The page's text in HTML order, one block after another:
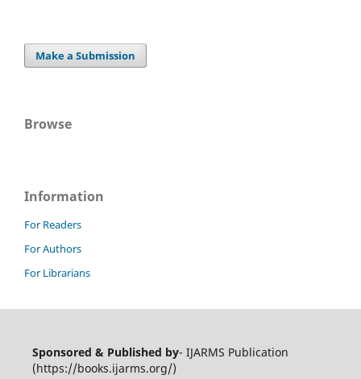
Make a Submission
Browse
Information
For Readers
For Authors
For Librarians
Sponsored & Published by- IJARMS Publication
(https://books.ijarms.org/)